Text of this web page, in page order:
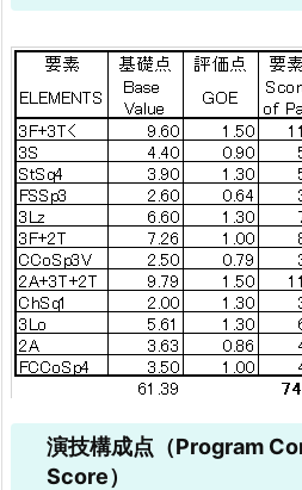
演技構成点（Program
Score）